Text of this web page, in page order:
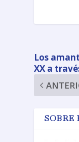
Los
XX a
SOBRE